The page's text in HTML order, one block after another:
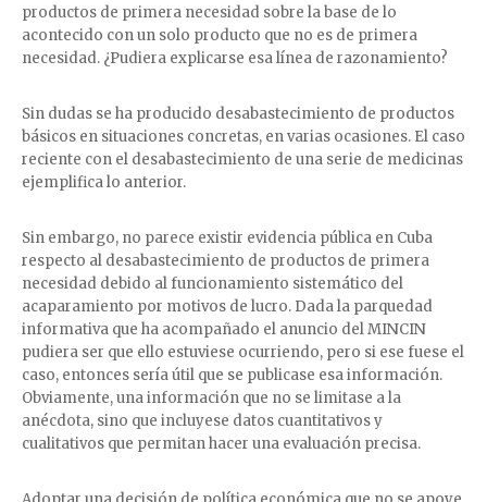
productos de primera necesidad sobre la base de lo
acontecido con un solo producto que no es de primera
necesidad. ¿Pudiera explicarse esa línea de razonamiento?
Sin dudas se ha producido desabastecimiento de productos
básicos en situaciones concretas, en varias ocasiones. El caso
reciente con el desabastecimiento de una serie de medicinas
ejemplifica lo anterior.
Sin embargo, no parece existir evidencia pública en Cuba
respecto al desabastecimiento de productos de primera
necesidad debido al funcionamiento sistemático del
acaparamiento por motivos de lucro. Dada la parquedad
informativa que ha acompañado el anuncio del MINCIN
pudiera ser que ello estuviese ocurriendo, pero si ese fuese el
caso, entonces sería útil que se publicase esa información.
Obviamente, una información que no se limitase a la
anécdota, sino que incluyese datos cuantitativos y
cualitativos que permitan hacer una evaluación precisa.